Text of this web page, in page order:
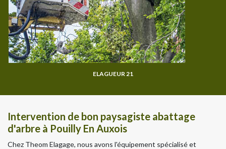
ELAGUEUR 21
Intervention de bon paysagiste abattage
d'arbre à Pouilly En Auxois
Chez Theom Elagage, nous avons l'équipement spécialisé et